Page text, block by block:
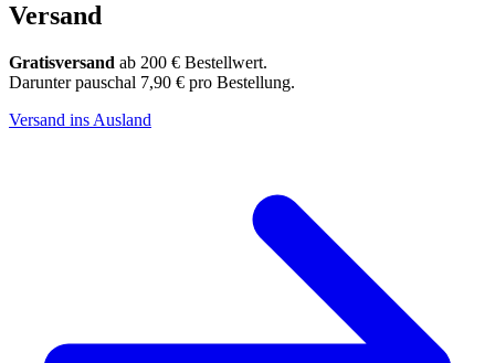
Versand
Gratisversand ab 200 € Bestellwert.
Darunter pauschal 7,90 € pro Bestellung.
Versand ins Ausland